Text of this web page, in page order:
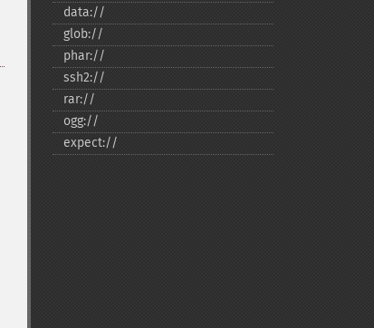
data://
glob://
phar://
ssh2://
rar://
ogg://
expect://